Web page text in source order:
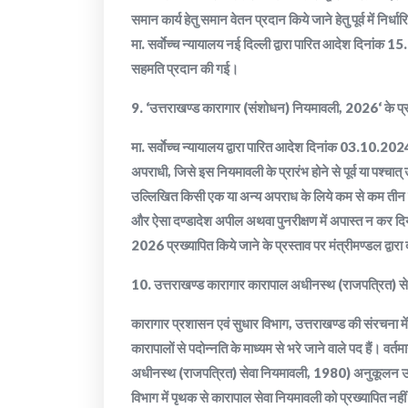
समान कार्य हेतु समान वेतन प्रदान किये जाने हेतु पूर्व में
मा. सर्वाेच्च न्यायालय नई दिल्ली द्वारा पारित आदेश दिनांक
सहमति प्रदान की गई।
9. ‘उत्तराखण्ड कारागार (संशोधन) नियमावली, 2026‘ के
मा. सर्वाेच्च न्यायालय द्वारा पारित आदेश दिनांक
अपराधी, जिसे इस नियमावली के प्रारंभ होने से पूर्व या
उल्लिखित किसी एक या अन्य अपराध के लिये कम से कम तीन
और ऐसा दण्डादेश अपील अथवा पुनरीक्षण में अपास्त न कर
2026 प्रख्यापित किये जाने के प्रस्ताव पर मंत्रीमण्डल
10. उत्तराखण्ड कारागार कारापाल अधीनस्थ (राजपत्रित)
कारागार प्रशासन एवं सुधार विभाग, उत्तराखण्ड की
कारापालों से पदोन्नति के माध्यम से भरे जाने वाले पद हैं।
अधीनस्थ (राजपत्रित) सेवा नियमावली, 1980) अनुकूलन
विभाग में पृथक से कारापाल सेवा नियमावली को प्रख्यापित नहीं